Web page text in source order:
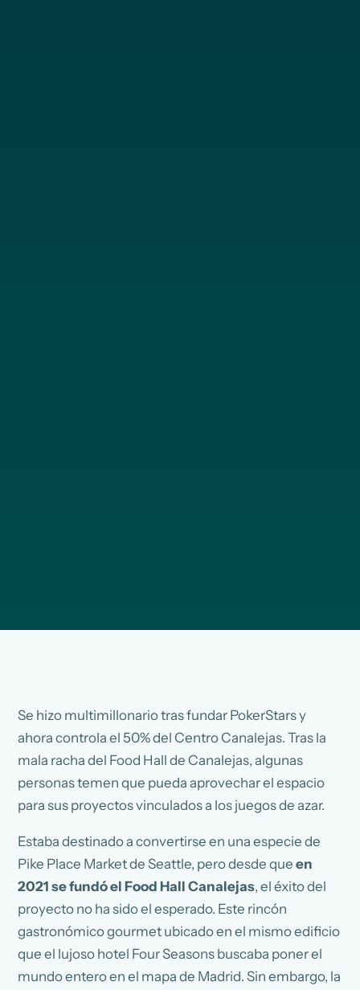
Se hizo multimillonario tras fundar PokerStars y
ahora controla el 50% del Centro Canalejas. Tras la
mala racha del Food Hall de Canalejas, algunas
personas temen que pueda aprovechar el espacio
para sus proyectos vinculados a los juegos de azar.
Estaba destinado a convertirse en una especie de
Pike Place Market de Seattle, pero desde que en
2021 se fundó el Food Hall Canalejas, el éxito del
proyecto no ha sido el esperado. Este rincón
gastronómico gourmet ubicado en el mismo edificio
que el lujoso hotel Four Seasons buscaba poner el
mundo entero en el mapa de Madrid. Sin embargo, la